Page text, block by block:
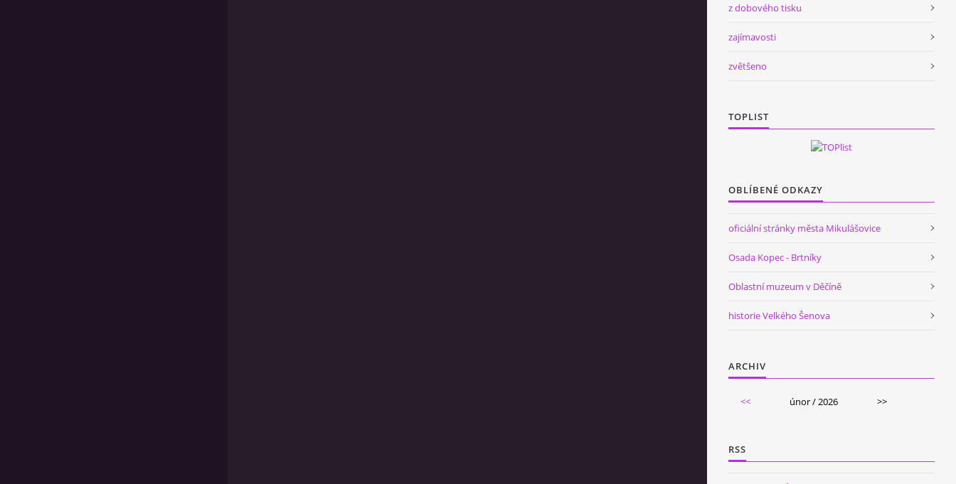
z dobového tisku
zajímavosti
zvětšeno
TOPLIST
OBLÍBENÉ ODKAZY
oficiální stránky města Mikulášovice
Osada Kopec - Brtníky
Oblastní muzeum v Děčíně
historie Velkého Šenova
ARCHIV
<< únor / 2026 >>
RSS